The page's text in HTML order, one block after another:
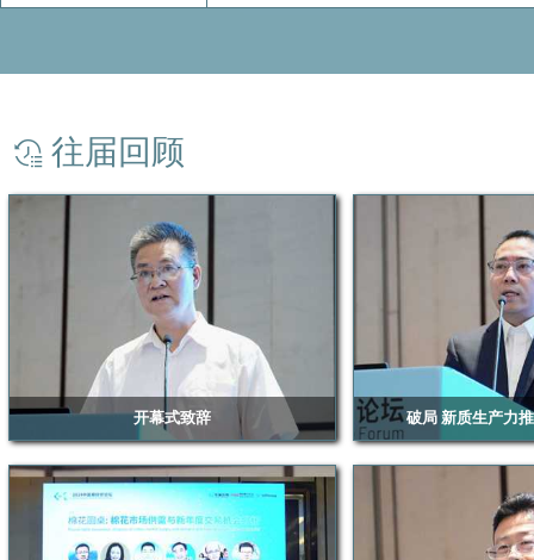
往届回顾
开幕式致辞
浙江华瑞信息资讯股份有限公司总经理赖天明
破局 新质生产力
申银万国期货研究